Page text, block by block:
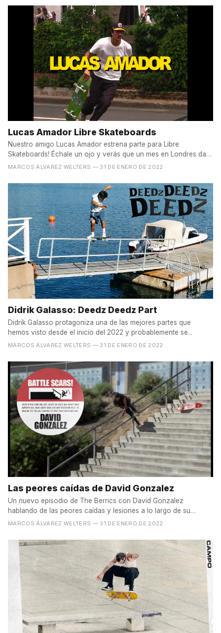
Lucas Amador Libre Skateboards
Nuestro amigo Lucas Amador estrena parte para Libre
Skateboards! Échale un ojo y verás que un mes en Londres da
para...
MARCOS ÁLVAREZ WELTERS — 31 DE ENERO DE 2022
Didrik Galasso: Deedz Deedz Part
Didrik Galasso protagoniza una de las mejores partes que
hemos visto desde el inicio del 2022 y probablemente se...
MARCOS ÁLVAREZ WELTERS — 31 DE ENERO DE 2022
Las peores caídas de David Gonzalez
Un nuevo episodio de The Berrics con David Gonzalez
hablando de las peores caídas y lesiones a lo largo de su
recorrido...
MARCOS ÁLVAREZ WELTERS — 31 DE ENERO DE 2022